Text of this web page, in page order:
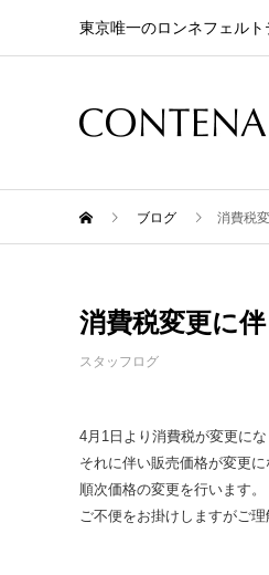
東京唯一のロンネフェル
ブログ 消費税
消費税変更に
スタッフログ
4月1日より消費税が変更にな
それに伴い販売価格が変更に
順次価格の変更を行います。
ご不便をお掛けしますがご